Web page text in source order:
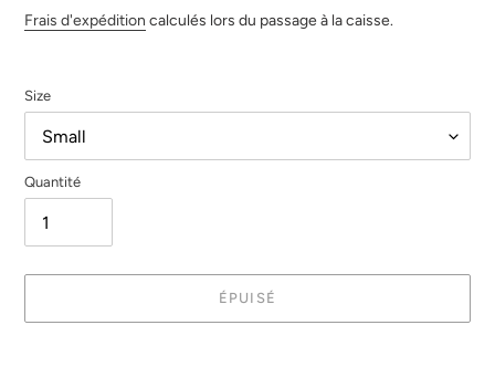
réduit
normal
Frais d'expédition calculés lors du passage à la caisse.
Size
Quantité
ÉPUISÉ